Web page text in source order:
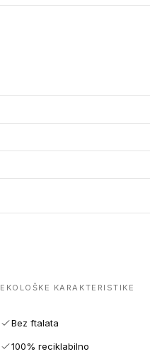
EKOLOŠKE KARAKTERISTIKE
Bez ftalata
100% reciklabilno